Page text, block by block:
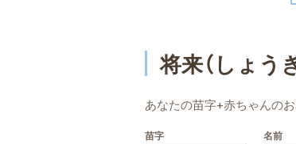
将来（しょう
あなたの苗字+赤ちゃんの
苗字 名前